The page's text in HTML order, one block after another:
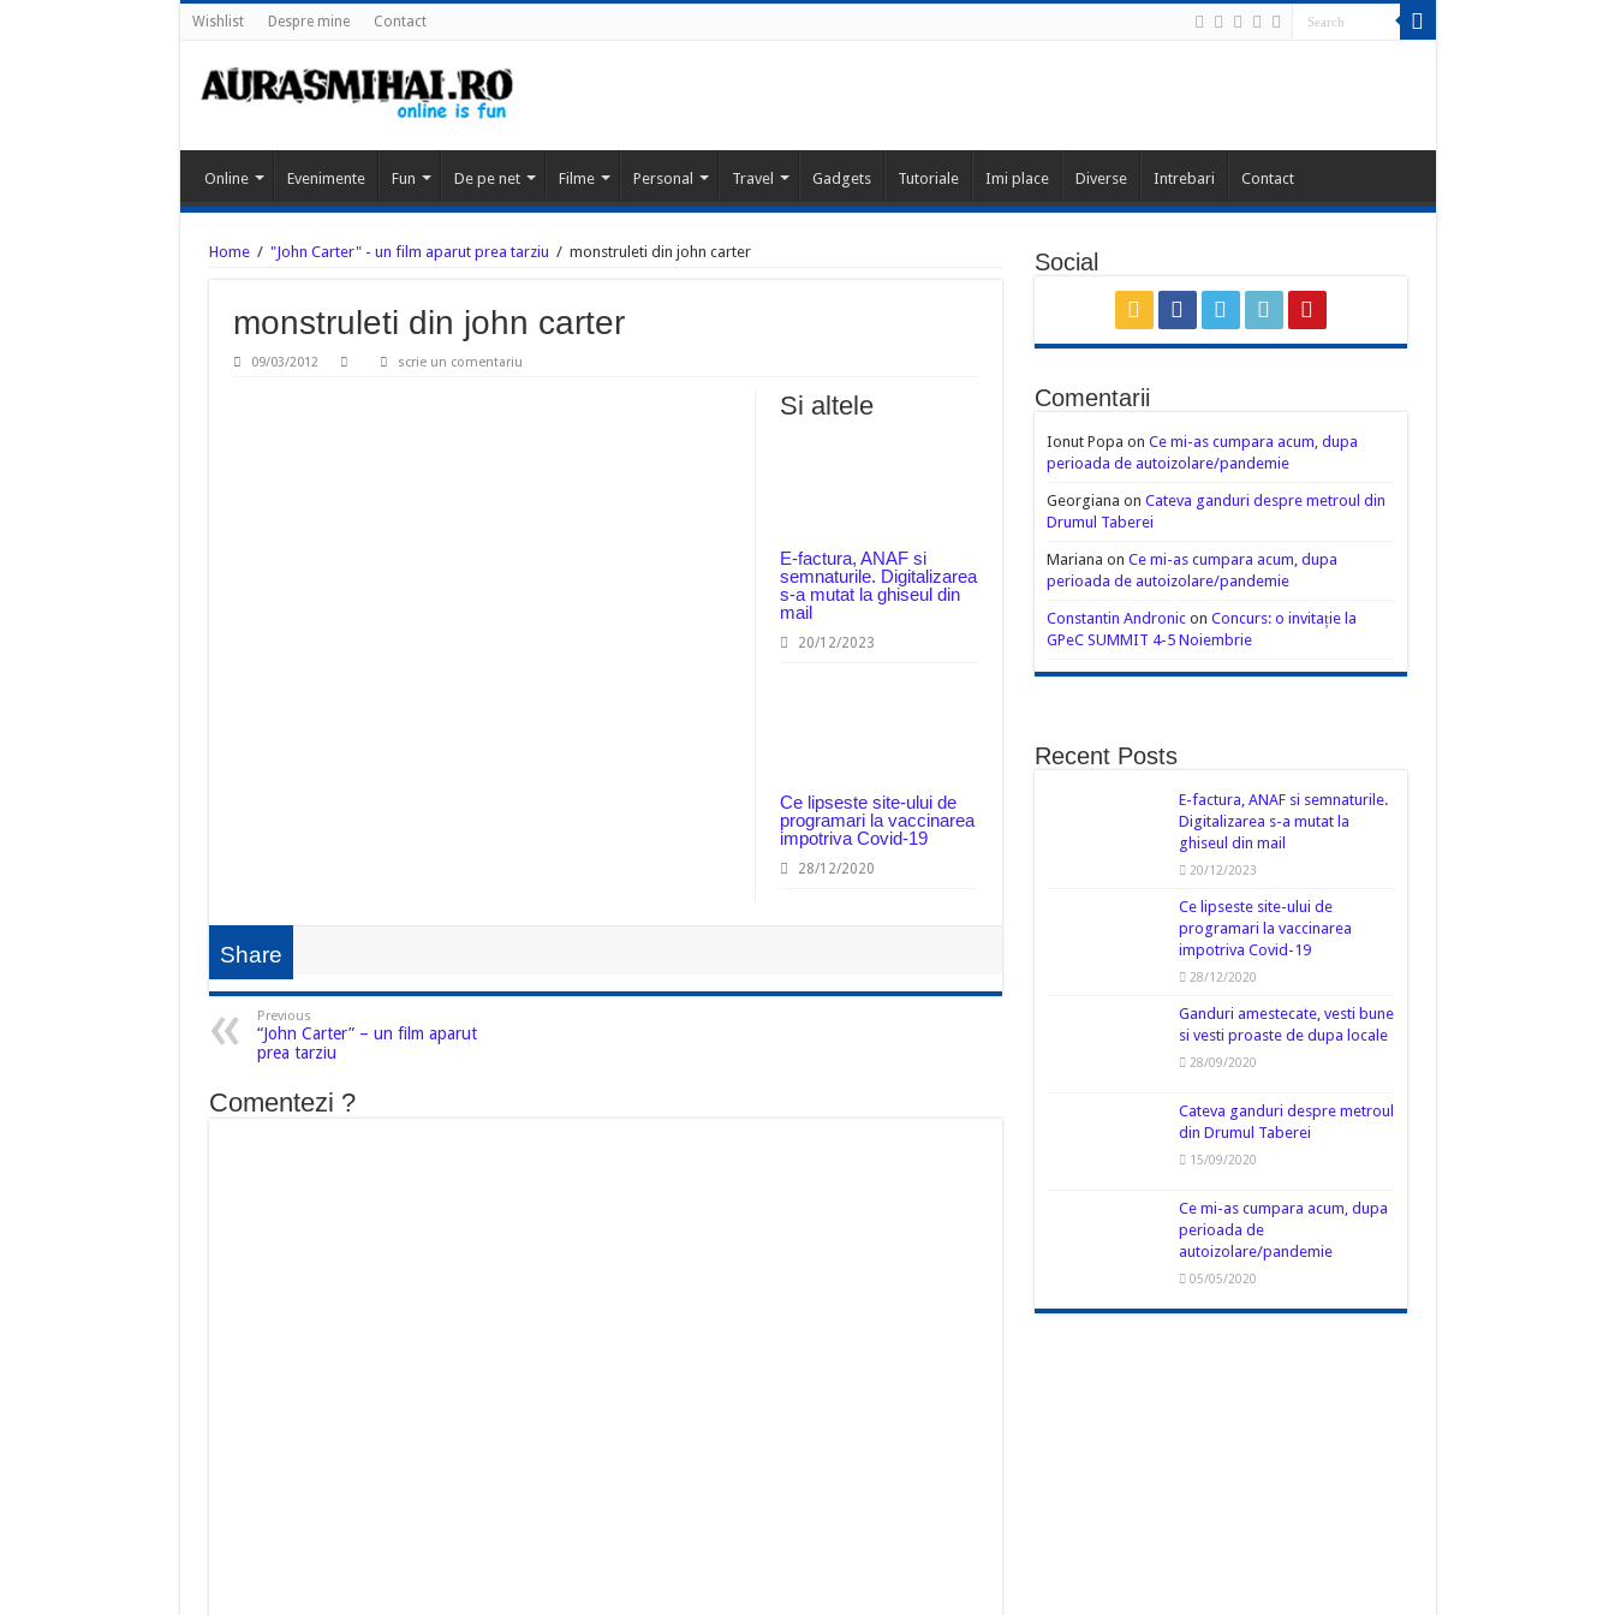
Wishlist Despre mine Contact
Online Evenimente Fun De pe net Filme Personal Travel Gadgets Tutoriale Imi place Diverse Intrebari Contact
Home / "John Carter" - un film aparut prea tarziu / monstruleti din john carter
monstruleti din john carter
09/03/2012 scrie un comentariu
Si altele
E-factura, ANAF si
semnaturile. Digitalizarea
s-a mutat la ghiseul din
mail
20/12/2023
Ce lipseste site-ului de
programari la vaccinarea
impotriva Covid-19
28/12/2020
Share
Previous
“John Carter” – un film aparut
prea tarziu
Comentezi ?
Social
Comentarii
Ionut Popa on Ce mi-as cumpara acum, dupa
perioada de autoizolare/pandemie
Georgiana on Cateva ganduri despre metroul din
Drumul Taberei
Mariana on Ce mi-as cumpara acum, dupa
perioada de autoizolare/pandemie
Constantin Andronicon Concurs: o invitație la
GPeC SUMMIT 4-5 Noiembrie
Recent Posts
E-factura, ANAF si semnaturile.
Digitalizarea s-a mutat la
ghiseul din mail
20/12/2023
Ce lipseste site-ului de
programari la vaccinarea
impotriva Covid-19
28/12/2020
Ganduri amestecate, vesti bune
si vesti proaste de dupa locale
28/09/2020
Cateva ganduri despre metroul
din Drumul Taberei
15/09/2020
Ce mi-as cumpara acum, dupa
perioada de
autoizolare/pandemie
05/05/2020